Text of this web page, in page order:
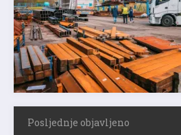
Posljednje objavljeno